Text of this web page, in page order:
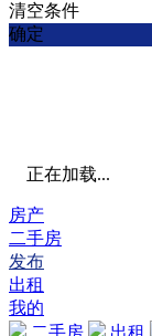
清空条件
确定
正在加载...
房产
二手房
发布
出租
我的
二手房
出租